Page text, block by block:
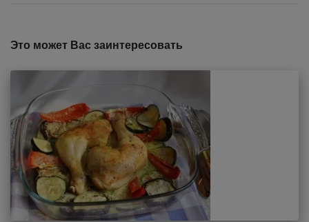
Это может Вас заинтересовать